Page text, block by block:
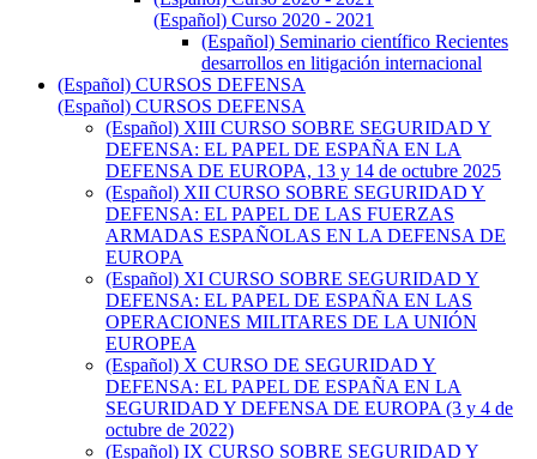
(Español) Curso 2020 - 2021
(Español) Seminario científico Recientes
desarrollos en litigación internacional
(Español) CURSOS DEFENSA
(Español) CURSOS DEFENSA
(Español) XIII CURSO SOBRE SEGURIDAD Y
DEFENSA: EL PAPEL DE ESPAÑA EN LA
DEFENSA DE EUROPA, 13 y 14 de octubre 2025
(Español) XII CURSO SOBRE SEGURIDAD Y
DEFENSA: EL PAPEL DE LAS FUERZAS
ARMADAS ESPAÑOLAS EN LA DEFENSA DE
EUROPA
(Español) XI CURSO SOBRE SEGURIDAD Y
DEFENSA: EL PAPEL DE ESPAÑA EN LAS
OPERACIONES MILITARES DE LA UNIÓN
EUROPEA
(Español) X CURSO DE SEGURIDAD Y
DEFENSA: EL PAPEL DE ESPAÑA EN LA
SEGURIDAD Y DEFENSA DE EUROPA (3 y 4 de
octubre de 2022)
(Español) IX CURSO SOBRE SEGURIDAD Y